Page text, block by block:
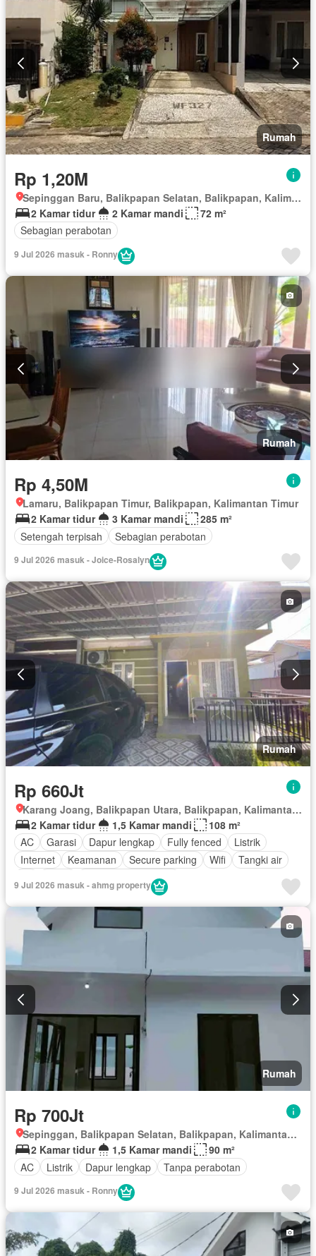
Rumah
Rp 1,20M
Sepinggan Baru, Balikpapan Selatan, Balikpapan, Kalimantan Timur
2 Kamar tidur
2 Kamar mandi
72 m²
Sebagian perabotan
9 Jul 2026 masuk - Ronny
Rumah
Rp 4,50M
Lamaru, Balikpapan Timur, Balikpapan, Kalimantan Timur
2 Kamar tidur
3 Kamar mandi
285 m²
Setengah terpisah
Sebagian perabotan
9 Jul 2026 masuk - Joice-Rosalyn
Rumah
Rp 660Jt
Karang Joang, Balikpapan Utara, Balikpapan, Kalimantan Timur
2 Kamar tidur
1,5 Kamar mandi
108 m²
AC
Garasi Dapur lengkap Fully fenced
Listrik
Internet
Keamanan Secure parking Wifi
Tangki air
Sebagian perabotan
9 Jul 2026 masuk - ahmg property
Rumah
Rp 700Jt
Sepinggan, Balikpapan Selatan, Balikpapan, Kalimantan Timur
2 Kamar tidur
1,5 Kamar mandi
90 m²
AC
Listrik Dapur lengkap Tanpa perabotan
9 Jul 2026 masuk - Ronny